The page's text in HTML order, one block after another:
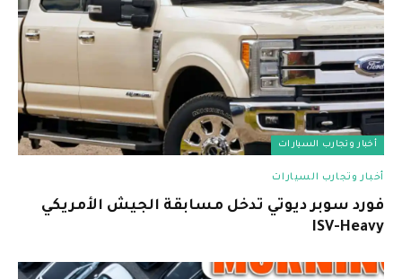
أخبار وتجارب السيارات
أخبار وتجارب السيارات
فورد سوبر ديوتي تدخل مسابقة الجيش الأمريكي
ISV-Heavy